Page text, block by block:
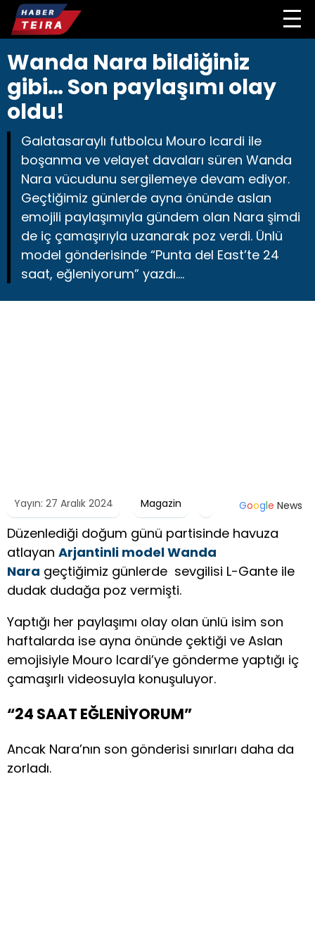
Wanda Nara bildiğiniz
gibi… Son paylaşımı olay
oldu!
Galatasaraylı futbolcu Mouro Icardi ile
boşanma ve velayet davaları süren Wanda
Nara vücudunu sergilemeye devam ediyor.
Geçtiğimiz günlerde ayna önünde aslan
emojili paylaşımıyla gündem olan Nara şimdi
de iç çamaşırıyla uzanarak poz verdi. Ünlü
model gönderisinde “Punta del East’te 24
saat, eğleniyorum” yazdı….
Yayın: 27 Aralık 2024 Magazin Google News
Düzenlediği doğum günü partisinde havuza
atlayan Arjantinli model Wanda
Nara geçtiğimiz günlerde sevgilisi L-Gante ile
dudak dudağa poz vermişti.
Yaptığı her paylaşımı olay olan ünlü isim son
haftalarda ise ayna önünde çektiği ve Aslan
emojisiyle Mouro Icardi’ye gönderme yaptığı iç
çamaşırlı videosuyla konuşuluyor.
“24 SAAT EĞLENİYORUM”
Ancak Nara’nın son gönderisi sınırları daha da
zorladı.